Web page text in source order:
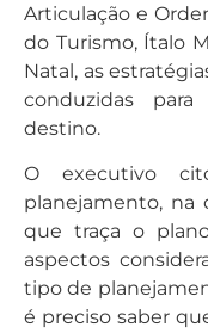
Articulação e
do Turismo, Ítalo
Natal, as
conduzidas
destino.
O executivo
planejamento, na
que traça o
aspectos
tipo de
é preciso saber